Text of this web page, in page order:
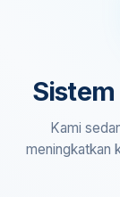
Kami
meningkatkan